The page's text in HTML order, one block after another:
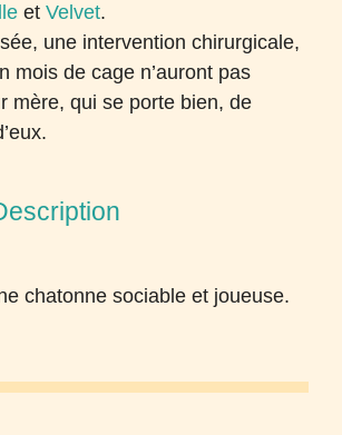
etVelvet.
une intervention chirurgicale,
mois de cage n’auront pas
mère, qui se porte bien, de
chatonne sociable et joueuse.